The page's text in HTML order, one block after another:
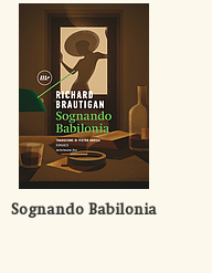
Sognando Babilonia